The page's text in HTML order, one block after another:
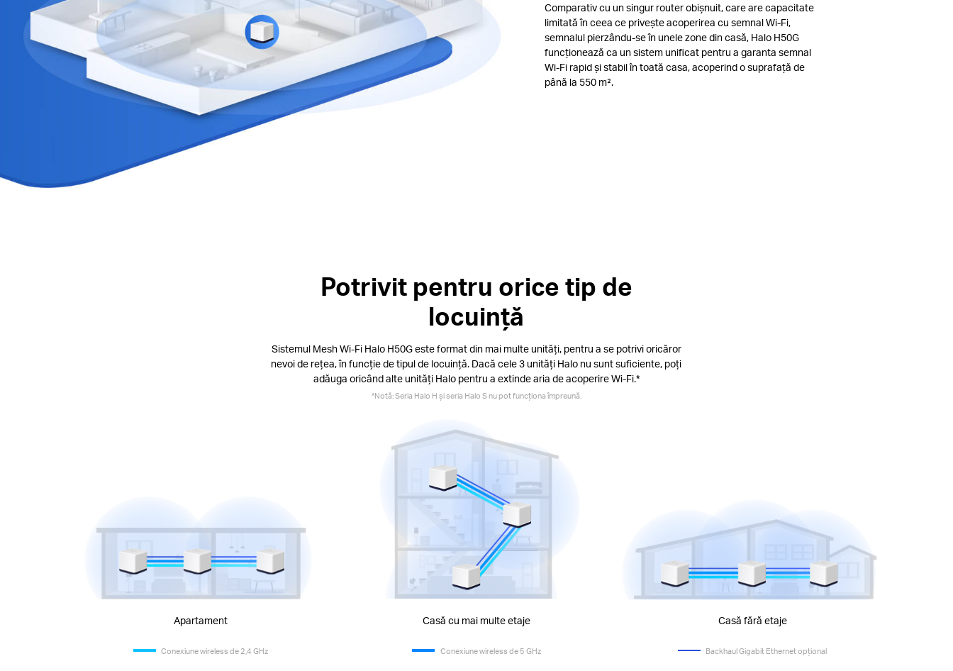
Comparativ cu un singur router obișnuit, care are capacitate
limitată în ceea ce privește acoperirea cu semnal Wi-Fi,
semnalul pierzându-se în unele zone din casă, Halo H50G
funcționează ca un sistem unificat pentru a garanta semnal
Wi-Fi rapid și stabil în toată casa, acoperind o suprafață de
până la 550 m².
Potrivit pentru orice tip de
locuință
Sistemul Mesh Wi-Fi Halo H50G este format din mai multe unități, pentru a se potrivi oricăror
nevoi de rețea, în funcție de tipul de locuință. Dacă cele 3 unități Halo nu sunt suficiente, poți
adăuga oricând alte unități Halo pentru a extinde aria de acoperire Wi-Fi.*
*Notă: Seria Halo H și seria Halo S nu pot funcționa împreună.
Apartament Casă cu mai multe etaje Casă fără etaje
Conexiune wireless de 2,4 GHz Conexiune wireless de 5 GHz Backhaul Gigabit Ethernet opțional